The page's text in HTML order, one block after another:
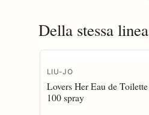
Della stessa linea
LIU-JO
Lovers Her Eau de Toilette
100 spray